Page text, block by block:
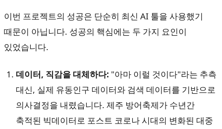
이번 프로젝트의 성공은 단순히 최신 AI 툴을 사용했기
때문이 아닙니다. 성공의 핵심에는 두 가지 요인이
있었습니다.
데이터, 직감을 대체하다: "아마 이럴 것이다"라는 추측
대신, 실제 유동인구 데이터와 검색 데이터를 기반으로
의사결정을 내렸습니다. 제주 방어축제가 수년간
축적된 빅데이터로 포스트 코로나 시대의 변화된 대중